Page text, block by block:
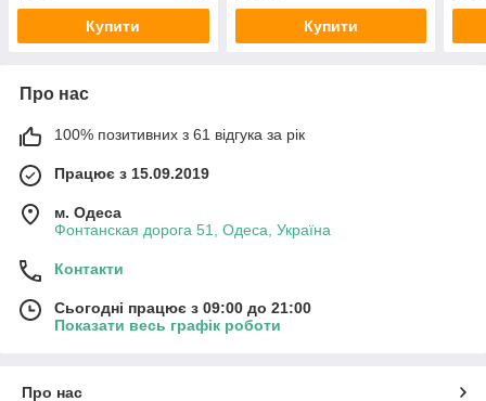
Купити Купити
Про нас
100% позитивних з 61 відгука за рік
Працює з 15.09.2019
м. Одеса
Фонтанская дорога 51, Одеса, Україна
Контакти
Сьогодні працює з 09:00 до 21:00
Показати весь графік роботи
Про нас